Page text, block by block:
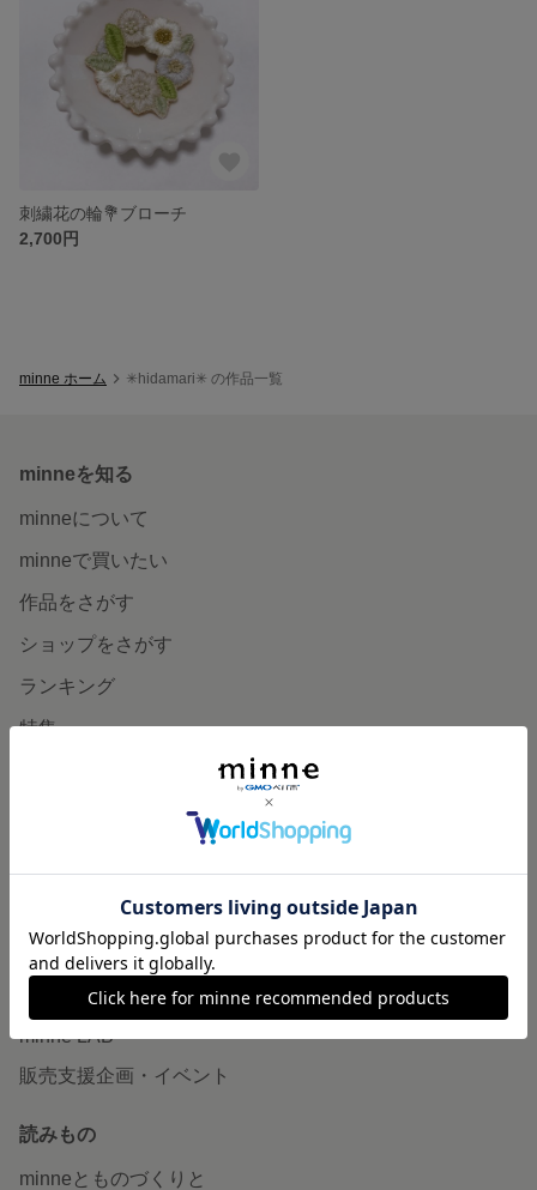
刺繍花の輪💐ブローチ
2,700円
minne ホーム ✳︎hidamari✳︎ の作品一覧
minneを知る
minneについて
minneで買いたい
作品をさがす
ショップをさがす
ランキング
特集
食品販売
ヴィンテージ販売
ダウンロード販売
minne PLUS
minne LAB
販売支援企画・イベント
読みもの
minneとものづくりと